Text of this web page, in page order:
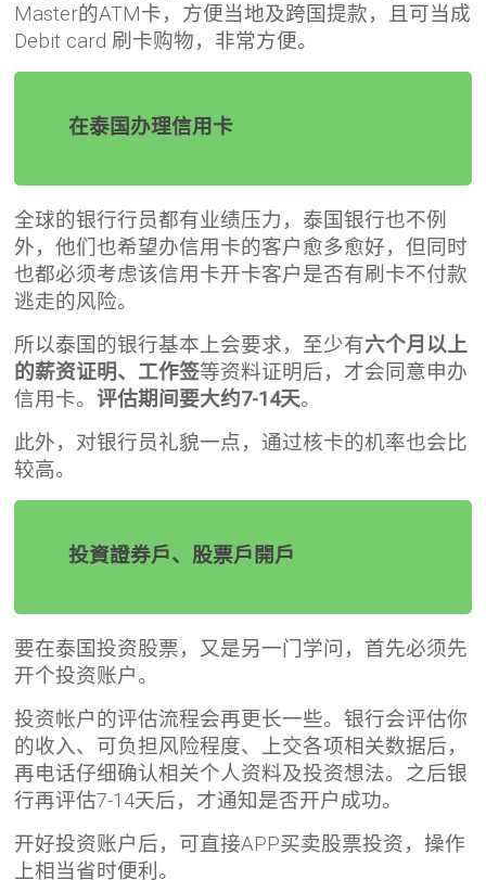
Master的ATM卡，方便当地及跨国提款，且可当成
Debit card 刷卡购物，非常方便。
在泰国办理信用卡
全球的银行行员都有业绩压力，泰国银行也不例
外，他们也希望办信用卡的客户愈多愈好，但同时
也都必须考虑该信用卡开卡客户是否有刷卡不付款
逃走的风险。
所以泰国的银行基本上会要求，至少有六个月以上
的薪资证明、工作签等资料证明后，才会同意申办
信用卡。评估期间要大约7-14天。
此外，对银行员礼貌一点，通过核卡的机率也会比
较高。
投資證券戶、股票戶開戶
要在泰国投资股票，又是另一门学问，首先必须先
开个投资账户。
投资帐户的评估流程会再更长一些。银行会评估你
的收入、可负担风险程度、上交各项相关数据后，
再电话仔细确认相关个人资料及投资想法。之后银
行再评估7-14天后，才通知是否开户成功。
开好投资账户后，可直接APP买卖股票投资，操作
上相当省时便利。